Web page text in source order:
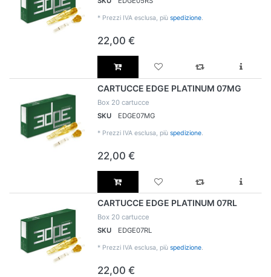
* Prezzi IVA esclusa, più spedizione.
22,00 €
CARTUCCE EDGE PLATINUM 07MG
Box 20 cartucce
SKU
EDGE07MG
* Prezzi IVA esclusa, più spedizione.
22,00 €
CARTUCCE EDGE PLATINUM 07RL
Box 20 cartucce
SKU
EDGE07RL
* Prezzi IVA esclusa, più spedizione.
22,00 €